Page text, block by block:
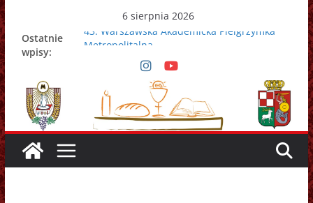
Przejdź
do
treści
6 sierpnia 2026
Ostatnie
wpisy:
43. Warszawska Akademicka Pielgrzymka
Metropolitalna
Nowy Papież – Leon XIV
Zmarł papież Franciszek
Adrian Galbas nowym metropolitą
warszawskim
Zmarł ks. prałat Kazimierz Apel